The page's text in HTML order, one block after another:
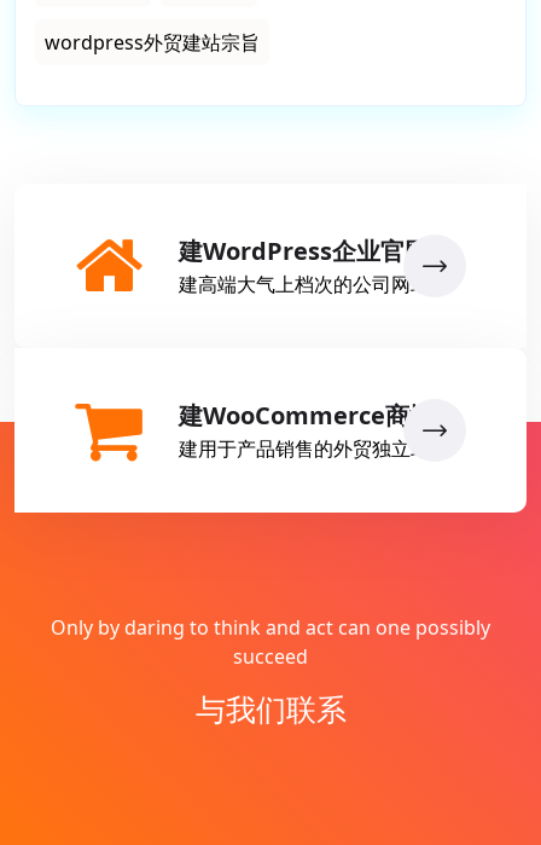
wordpress外贸建站宗旨
建WordPress企业官网
建高端大气上档次的公司网站
建WooCommerce商城
建用于产品销售的外贸独立站
Only by daring to think and act can one possibly
succeed
与我们联系